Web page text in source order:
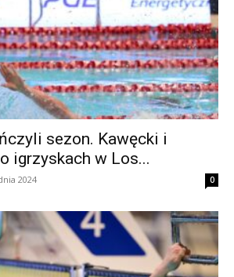
sezon. Kawęcki i
igrzyskach w Los...
2024 0